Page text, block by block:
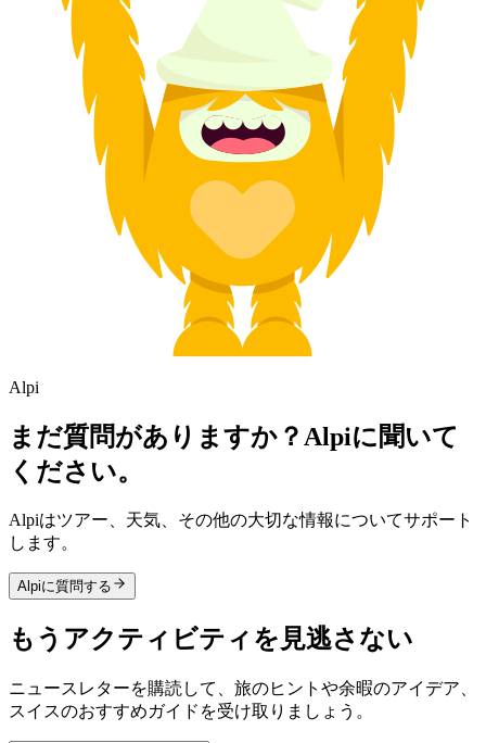
Alpi
まだ質問がありますか？Alpiに聞いて
ください。
Alpiはツアー、天気、その他の大切な情報についてサポート
します。
Alpiに質問する
もうアクティビティを見逃さない
ニュースレターを購読して、旅のヒントや余暇のアイデア、
スイスのおすすめガイドを受け取りましょう。